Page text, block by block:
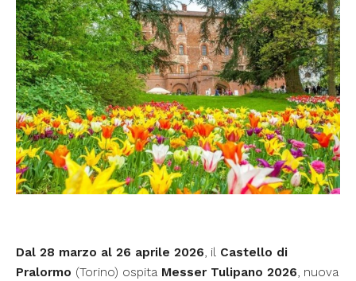
Dal 28 marzo al 26 aprile 2026, il Castello di
Pralormo (Torino) ospita Messer Tulipano 2026, nuova